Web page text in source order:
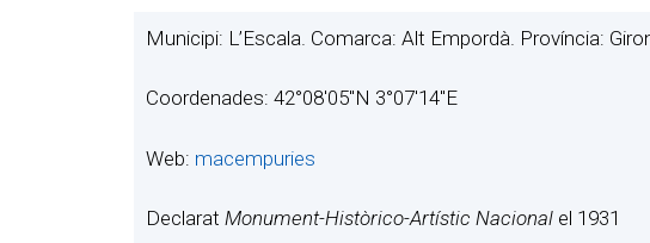
Municipi: L’Escala. Comarca: Alt Empordà. Província:
Coordenades: 42°08′05″N 3°07′14″E
Web: macempuries
Declarat Monument-Històrico-Artístic Nacional el 1931